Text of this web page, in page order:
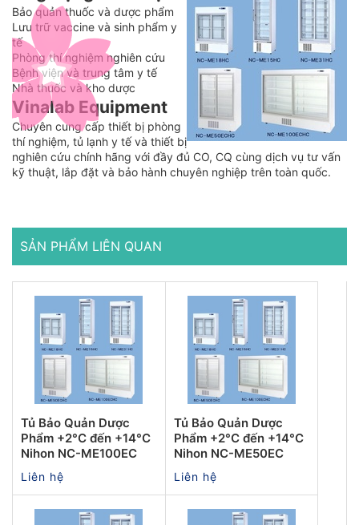
Bảo quản thuốc và dược phẩm
Lưu trữ vaccine và sinh phẩm y
tế
Phòng thí nghiệm nghiên cứu
Bệnh viện và trung tâm y tế
Nhà thuốc và kho dược
Vinalab Equipment
Chuyên cung cấp thiết bị phòng
thí nghiệm, tủ lạnh y tế và thiết bị
nghiên cứu chính hãng với đầy đủ CO, CQ cùng dịch vụ tư vấn
kỹ thuật, lắp đặt và bảo hành chuyên nghiệp trên toàn quốc.
SẢN PHẨM LIÊN QUAN
Tủ Bảo Quản Dược
Phẩm +2°C đến +14°C
Nihon NC-ME100EC
Liên hệ
Tủ Bảo Quản Dược
Phẩm +2°C đến +14°C
Nihon NC-ME50EC
Liên hệ